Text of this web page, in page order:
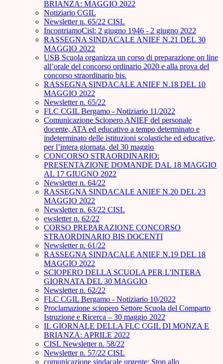
BRIANZA: MAGGIO 2022
Notiziario CGIL
Newsletter n. 65/22 CISL
IncontriamoCisl: 2 giugno 1946 - 2 giugno 2022
RASSEGNA SINDACALE ANIEF N.21 DEL 30
MAGGIO 2022
USB Scuola organizza un corso di preparazione on line
all’orale del concorso ordinario 2020 e alla prova del
concorso straordinario bis.
RASSEGNA SINDACALE ANIEF N.18 DEL 10
MAGGIO 2022
Newsletter n. 65/22
FLC CGIL Bergamo - Notiziario 11/2022
Comunicazione Sciopero ANIEF del personale
docente, ATA ed educativo a tempo determinato e
indeterminato delle istituzioni scolastiche ed educative,
per l’intera giornata, del 30 maggio
CONCORSO STRAORDINARIO:
PRESENTAZIONE DOMANDE DAL 18 MAGGIO
AL 17 GIUGNO 2022
Newsletter n. 64/22
RASSEGNA SINDACALE ANIEF N.20 DEL 23
MAGGIO 2022
Newsletter n. 63/22 CISL
ewsletter n. 62/22
CORSO PREPARAZIONE CONCORSO
STRAORDINARIO BIS DOCENTI
Newsletter n. 61/22
RASSEGNA SINDACALE ANIEF N.19 DEL 18
MAGGIO 2022
SCIOPERO DELLA SCUOLA PER L'INTERA
GIORNATA DEL 30 MAGGIO
Newsletter n. 62/22
FLC CGIL Bergamo - Notiziario 10/2022
Proclamazione sciopero Settore Scuola del Comparto
Istruzione e Ricerca – 30 maggio 2022
IL GIORNALE DELLA FLC CGIL DI MONZA E
BRIANZA: APRILE 2022
CISL Newsletter n. 58/22
Newsletter n. 57/22 CISL
comunicazione sindacale urgente: Stop allo